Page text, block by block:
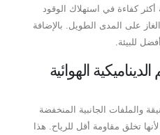
أكثر كفاءة في استهلاك الوقود
على المدى الطويل. بالإضافة
للبيئة.
الهوائية
والملفات الجانبية المنخفضة
تخلق مقاومة أقل للرياح. هذا